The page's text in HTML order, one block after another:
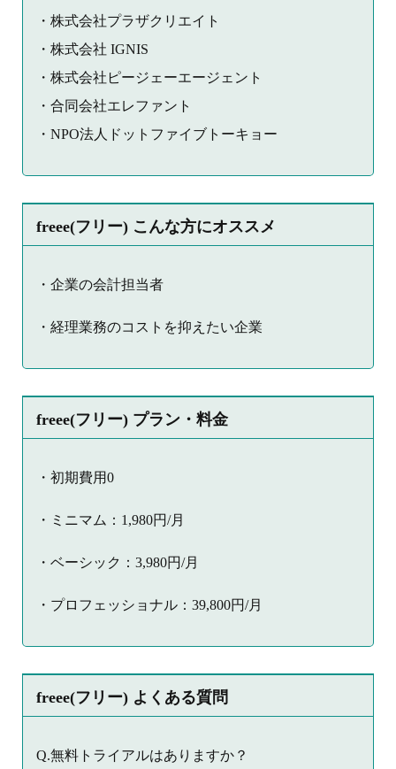
・株式会社プラザクリエイト
・株式会社 IGNIS
・株式会社ピージェーエージェント
・合同会社エレファント
・NPO法人ドットファイブトーキョー
freee(フリー) こんな方にオススメ
・企業の会計担当者
・経理業務のコストを抑えたい企業
freee(フリー) プラン・料金
・初期費用0
・ミニマム：1,980円/月
・ベーシック：3,980円/月
・プロフェッショナル：39,800円/月
freee(フリー) よくある質問
Q.無料トライアルはありますか？